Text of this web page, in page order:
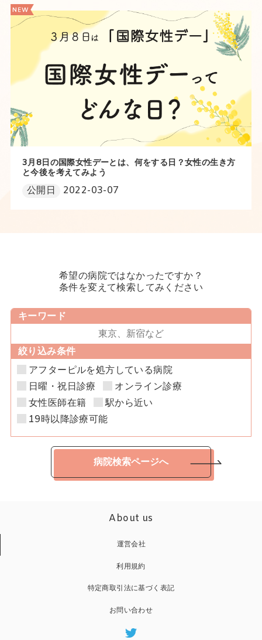
3月8日の国際女性デーとは、何をする日？女性の生き方
と今後を考えてみよう
公開日 2022-03-07
希望の病院ではなかったですか？
条件を変えて検索してみください
キーワード
絞り込み条件
アフターピルを処方している病院
日曜・祝日診療
オンライン診療
女性医師在籍
駅から近い
19時以降診療可能
病院検索ページへ
About us
運営会社
利用規約
特定商取引法に基づく表記
お問い合わせ